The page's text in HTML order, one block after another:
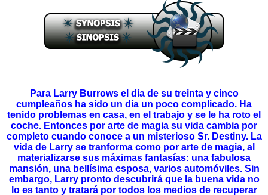
Para Larry Burrows el día de su treinta y cinco
cumpleaños ha sido un día un poco complicado. Ha
tenido problemas en casa, en el trabajo y se le ha roto el
coche. Entonces por arte de magia su vida cambia por
completo cuando conoce a un misterioso Sr. Destiny. La
vida de Larry se tranforma como por arte de magia, al
materializarse sus máximas fantasías: una fabulosa
mansión, una bellísima esposa, varios automóviles. Sin
embargo, Larry pronto descubrirá que la buena vida no
lo es tanto y tratará por todos los medios de recuperar